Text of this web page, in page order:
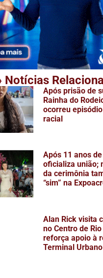
Notícias
Após prisão de
Rainha do
ocorreu
racial
Após 11 anos
oficializa união;
da cerimônia
“sim” na
Alan Rick visita
no Centro de
reforça apoio à
Terminal Urbano